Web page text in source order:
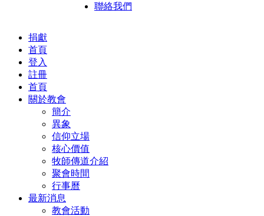
聯絡我們
捐獻
首頁
登入
註冊
首頁
關於教會
簡介
異象
信仰立場
核心價值
牧師傳道介紹
聚會時間
行事曆
最新消息
教會活動